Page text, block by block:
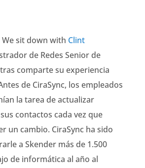
We sit down with Clint
de Redes Senior de
comparte su experiencia
de CiraSync, los empleados
la tarea de actualizar
contactos cada vez que
un cambio. CiraSync ha sido
a Skender más de 1.500
de informática al año al